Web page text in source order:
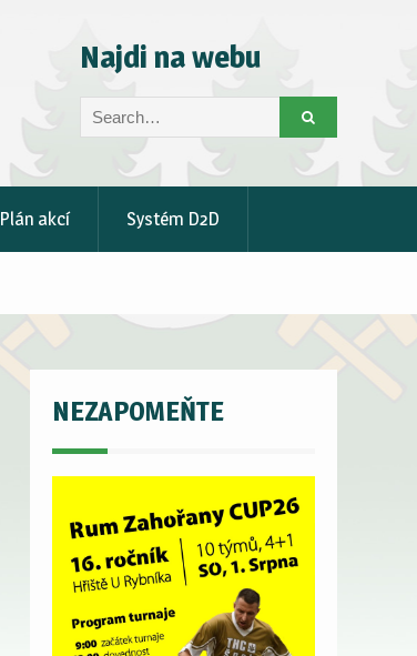
Najdi na webu
Search
for:
Plán akcí Systém D2D
NEZAPOMEŇTE